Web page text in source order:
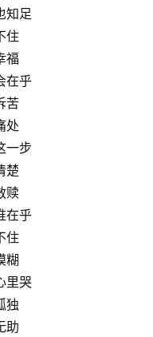
知足
住
福
在乎
苦
处
一步
楚
赎
在乎
住
糊
里哭
独
助